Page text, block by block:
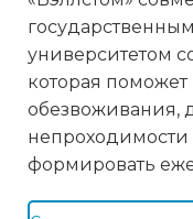
университетом
которая
обезвоживания,
непроходимости
формировать